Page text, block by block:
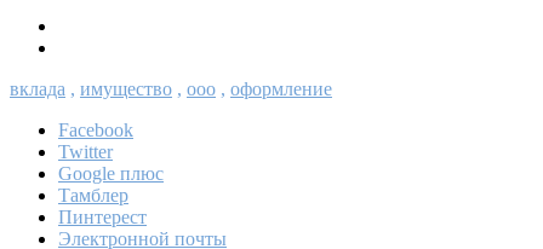
вклада , имущество , ооо , оформление
Facebook
Twitter
Google плюс
Тамблер
Пинтерест
Электронной почты